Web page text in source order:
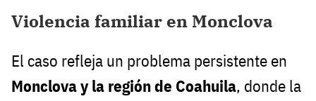
Violencia familiar en Monclova
El caso refleja un problema persistente en
Monclova y la región de Coahuila, donde la